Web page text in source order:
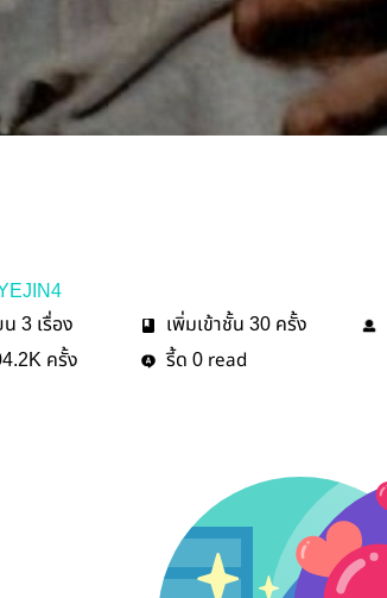
น 3 เรื่อง เพิ่มเข้าชั้น 30 ครั้ง
ครั้ง รี้ด 0 read